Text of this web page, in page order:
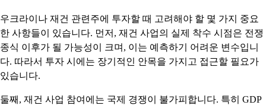
우크라이나 재건 관련주에 투자할 때 고려해야 할 몇 가지 중요
한 사항들이 있습니다. 먼저, 재건 사업의 실제 착수 시점은 전쟁
종식 이후가 될 가능성이 크며, 이는 예측하기 어려운 변수입니
다. 따라서 투자 시에는 장기적인 안목을 가지고 접근할 필요가
있습니다.
둘째, 재건 사업 참여에는 국제 경쟁이 불가피합니다. 특히 GDP